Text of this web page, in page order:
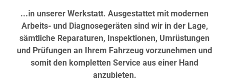
...in unserer Werkstatt. Ausgestattet mit modernen
Arbeits- und Diagnosegeräten sind wir in der Lage,
sämtliche Reparaturen, Inspektionen, Umrüstungen
und Prüfungen an Ihrem Fahrzeug vorzunehmen und
somit den kompletten Service aus einer Hand
anzubieten.